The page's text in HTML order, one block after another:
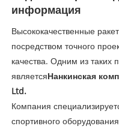
информация
Высококачественные
посредством точного
качества. Одним из таких
являетсяНанкинская
Ltd.
Компания
спортивного